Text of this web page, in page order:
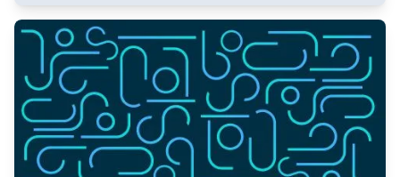
convertida em circular, passando por BR-040,
DF-001, Pistão Sul, Samdu […]